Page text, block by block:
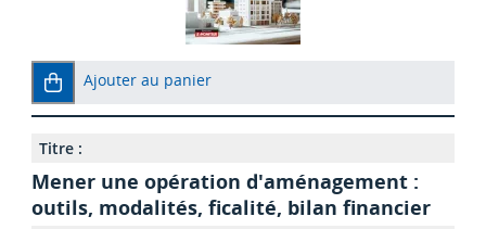
Ajouter au panier
Titre :
Mener une opération d'aménagement :
outils, modalités, ficalité, bilan financier